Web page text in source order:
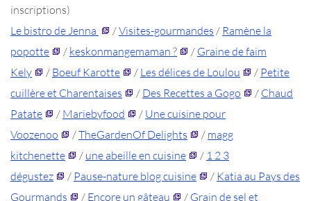
inscriptions)
Le bistro de Jenna
/Visites-gourmandes / Ramène la
popotte
/ keskonmangemaman ? / Graine de faim
Kely
/ Boeuf Karotte / Les délices de Loulou / Petite
cuillère et Charentaises
/ Des Recettes a Gogo / Chaud
Patate
/ Mariebyfood / Une cuisine pour
Voozenoo
/TheGardenOf Delights / magg
kitchenette
/ une abeille en cuisine / 1 2 3
dégustez
/ Pause-nature blog cuisine / Katia au Pays des
Gourmands
/ Encore un gâteau / Grain de sel et